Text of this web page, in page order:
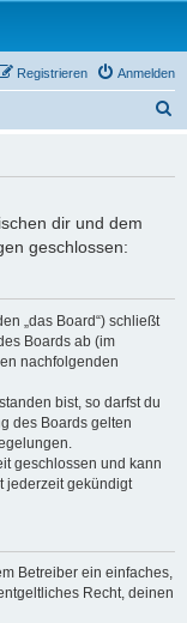
Anmelden
Registrieren
dir und dem
geschlossen:
„das Board“) schließt
Boards ab (im
nachfolgenden
bist, so darfst du
des Boards gelten
geschlossen und kann
jederzeit gekündigt
Betreiber ein einfaches,
Recht, deinen